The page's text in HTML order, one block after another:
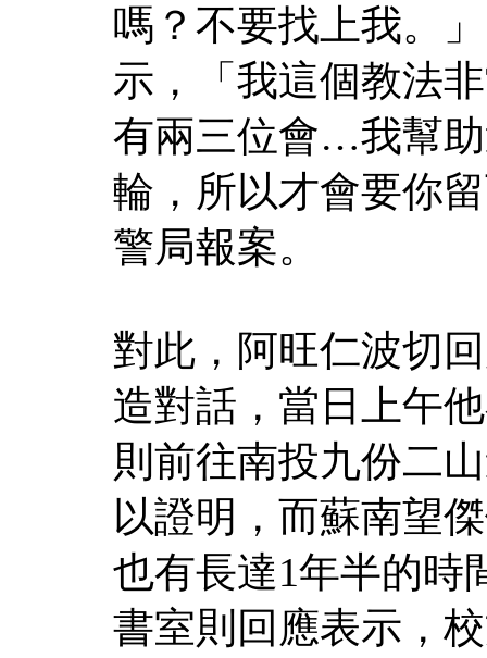
嗎？不要找上我。
示，「我這個教法
有兩三位會…我幫
輪，所以才會要你
警局報案。
對此，阿旺仁波切
造對話，當日上午
則前往南投九份二
以證明，而蘇南望
也有長達1年半的時
書室則回應表示，